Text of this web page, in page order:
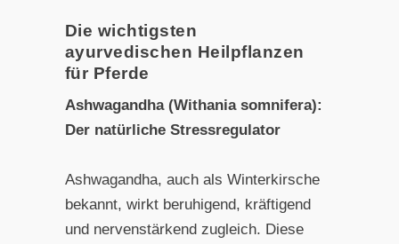
Die wichtigsten
ayurvedischen Heilpflanzen
für Pferde
Ashwagandha (Withania somnifera):
Der natürliche Stressregulator
Ashwagandha, auch als Winterkirsche
bekannt, wirkt beruhigend, kräftigend
und nervenstärkend zugleich. Diese